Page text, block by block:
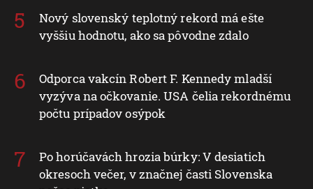
Nový slovenský teplotný rekord má ešte
vyššiu hodnotu, ako sa pôvodne zdalo
Odporca vakcín Robert F. Kennedy mladší
vyzýva na očkovanie. USA čelia rekordnému
počtu prípadov osýpok
Po horúčavách hrozia búrky: V desiatich
okresoch večer, v značnej časti Slovenska